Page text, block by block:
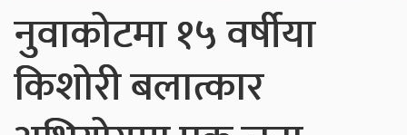
नुवाकोटमा १५ वर्षीया
किशोरी बलात्कार